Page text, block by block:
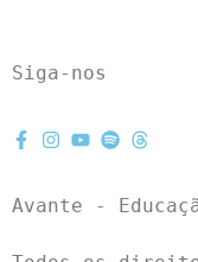
Siga-nos
Avante -